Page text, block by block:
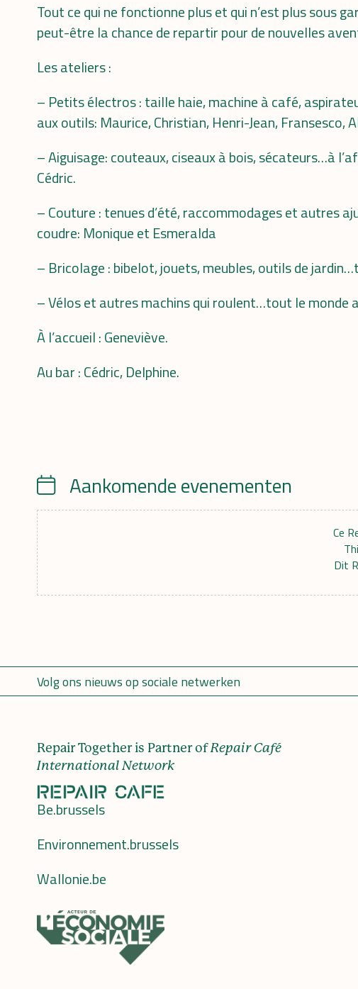
Tout ce qui ne fonctionne plus et qui n’est plus sous
peut-être la chance de repartir pour de nouvelles
Les ateliers :
– Petits électros : taille haie, machine à café,
aux outils: Maurice, Christian, Henri-Jean, Fransesco,
– Aiguisage: couteaux, ciseaux à bois, sécateurs…à
Cédric.
– Couture : tenues d’été, raccommodages et autres
coudre: Monique et Esmeralda
– Bricolage : bibelot, jouets, meubles, outils de
– Vélos et autres machins qui roulent…tout le monde
À l’accueil : Geneviève.
Au bar : Cédric, Delphine.
CalendarAankomende evenementen
Ce
Dit
Volg ons nieuws op sociale netwerken
Repair Together is Partner ofRepair Café
International Network
Be.brussels
Environnement.brussels
Wallonie.be